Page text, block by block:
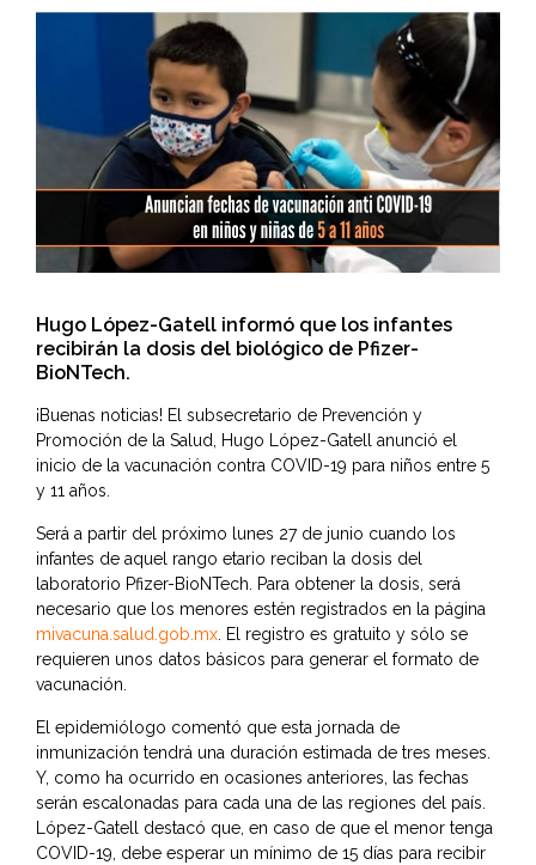
Hugo López-Gatell informó que los infantes
recibirán la dosis del biológico de Pfizer-
BioNTech.
¡Buenas noticias! El subsecretario de Prevención y
Promoción de la Salud, Hugo López-Gatell anunció el
inicio de la vacunación contra COVID-19 para niños entre 5
y 11 años.
Será a partir del próximo lunes 27 de junio cuando los
infantes de aquel rango etario reciban la dosis del
laboratorio Pfizer-BioNTech. Para obtener la dosis, será
necesario que los menores estén registrados en la página
mivacuna.salud.gob.mx. El registro es gratuito y sólo se
requieren unos datos básicos para generar el formato de
vacunación.
El epidemiólogo comentó que esta jornada de
inmunización tendrá una duración estimada de tres meses.
Y, como ha ocurrido en ocasiones anteriores, las fechas
serán escalonadas para cada una de las regiones del país.
López-Gatell destacó que, en caso de que el menor tenga
COVID-19, debe esperar un mínimo de 15 días para recibir